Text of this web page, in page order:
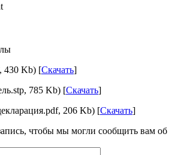
430 Kb) [Скачать]
785 Kb) [Скачать]
206 Kb) [Скачать]
чтобы мы могли сообщить вам об